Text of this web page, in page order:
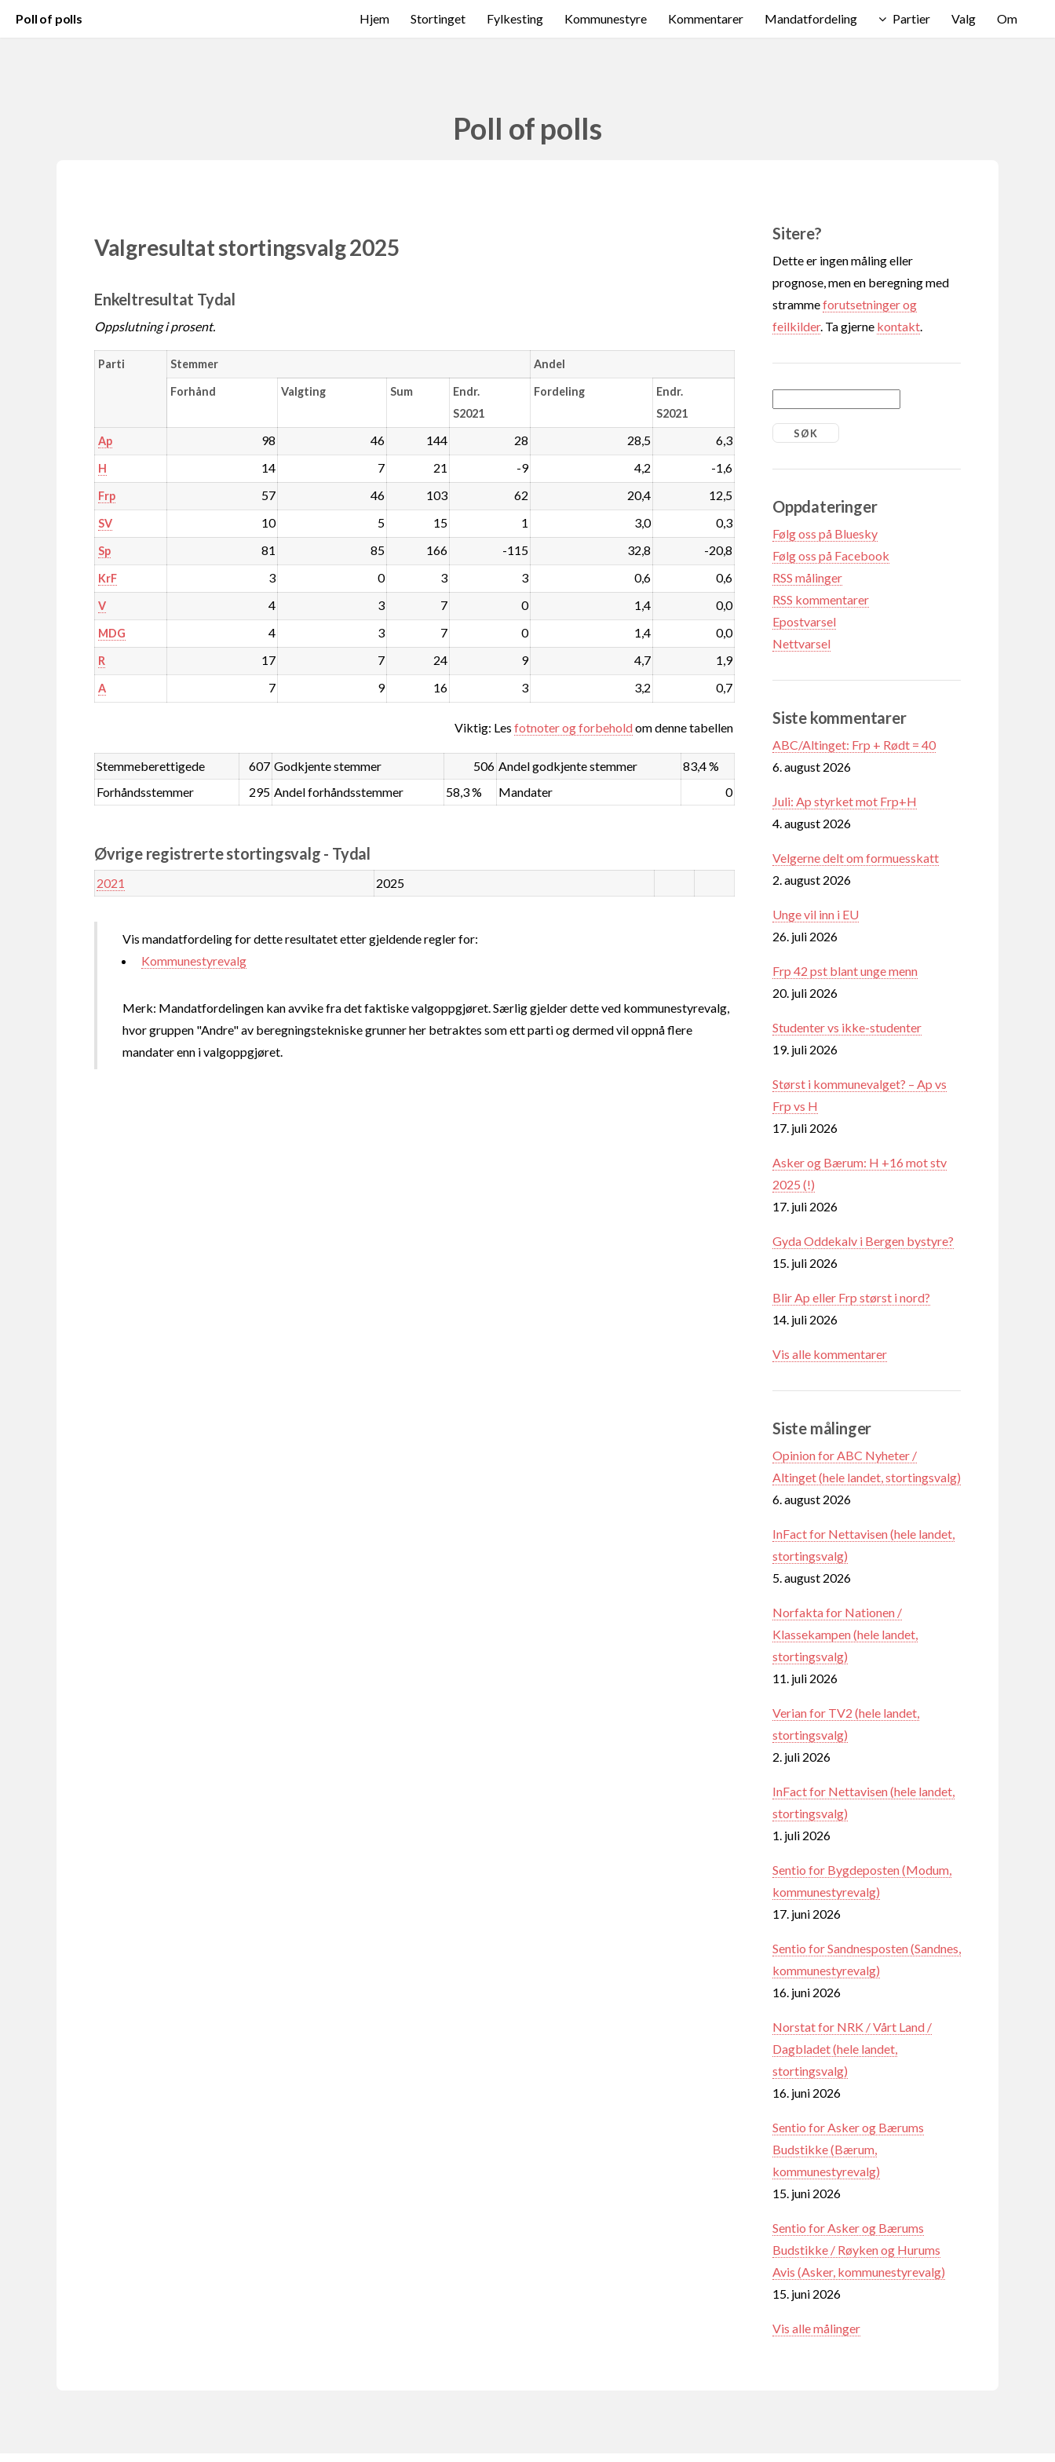
Poll of polls Hjem Stortinget Fylkesting Kommunestyre Kommentarer Mandatfordeling Partier Valg Om
Poll of polls
Valgresultat stortingsvalg 2025
Enkeltresultat Tydal
Oppslutning i prosent.
Parti Stemmer Andel
Forhånd Valgting Sum
Endr.
S2021
Fordeling
Endr.
S2021
Ap 98 46 144 28 28,5 6,3
H 14 7 21 -9 4,2 -1,6
Frp 57 46 103 62 20,4 12,5
SV 10 5 15 1 3,0 0,3
Sp 81 85 166 -115 32,8 -20,8
KrF 3 0 3 3 0,6 0,6
V 4 3 7 0 1,4 0,0
MDG 4 3 7 0 1,4 0,0
R 17 7 24 9 4,7 1,9
A 7 9 16 3 3,2 0,7
Viktig: Les fotnoter og forbeholdom denne tabellen
Stemmeberettigede 607 Godkjente stemmer 506 Andel godkjente stemmer
83,4 %
Forhåndsstemmer
295 Andel forhåndsstemmer 58,3 % Mandater 0
Øvrige registrerte stortingsvalg - Tydal
2021 2025
Vis mandatfordeling for dette resultatet etter gjeldende regler for:
Kommunestyrevalg
Merk: Mandatfordelingen kan avvike fra det faktiske valgoppgjøret. Særlig gjelder dette ved kommunestyrevalg,
hvor gruppen "Andre" av beregningstekniske grunner her betraktes som ett parti og dermed vil oppnå flere
mandater enn i valgoppgjøret.
Sitere?
Dette er ingen måling eller
prognose, men en beregning med
strammeforutsetninger og
feilkilder. Ta gjerne kontakt
Oppdateringer
Følg oss på Bluesky
Følg oss på Facebook
RSS målinger
RSS kommentarer
Epostvarsel
Nettvarsel
Siste kommentarer
ABC/Altinget: Frp + Rødt = 40
6. august 2026
Juli: Ap styrket mot Frp+H
4. august 2026
Velgerne delt om formuesskatt
2. august 2026
Unge vil inn i EU
26. juli 2026
Frp 42 pst blant unge menn
20. juli 2026
Studenter vs ikke-studenter
19. juli 2026
Størst i kommunevalget? – Ap vs
Frp vs H
17. juli 2026
Asker og Bærum: H +16 mot stv
2025 (!)
17. juli 2026
Gyda Oddekalv i Bergen bystyre?
15. juli 2026
Blir Ap eller Frp størst i nord?
14. juli 2026
Vis alle kommentarer
Siste målinger
Opinion for ABC Nyheter /
Altinget (hele landet, stortingsvalg)
6. august 2026
InFact for Nettavisen (hele landet,
stortingsvalg)
5. august 2026
Norfakta for Nationen /
Klassekampen (hele landet,
stortingsvalg)
11. juli 2026
Verian for TV2 (hele landet,
stortingsvalg)
2. juli 2026
InFact for Nettavisen (hele landet,
stortingsvalg)
1. juli 2026
Sentio for Bygdeposten (Modum,
kommunestyrevalg)
17. juni 2026
Sentio for Sandnesposten (Sandnes,
kommunestyrevalg)
16. juni 2026
Norstat for NRK / Vårt Land /
Dagbladet (hele landet,
stortingsvalg)
16. juni 2026
Sentio for Asker og Bærums
Budstikke (Bærum,
kommunestyrevalg)
15. juni 2026
Sentio for Asker og Bærums
Budstikke / Røyken og Hurums
Avis (Asker, kommunestyrevalg)
15. juni 2026
Vis alle målinger